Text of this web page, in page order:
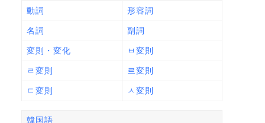
動詞 形容詞
名詞 副詞
変則・変化 ㅂ変則
ㄹ変則 르変則
ㄷ変則 ㅅ変則
韓国語